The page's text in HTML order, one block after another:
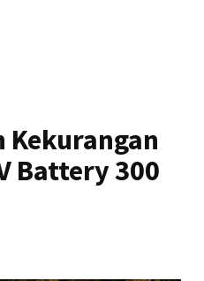
Kekurangan
Battery 300